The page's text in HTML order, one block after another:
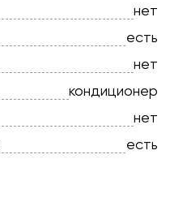
нет
есть
нет
кондиционер
нет
есть